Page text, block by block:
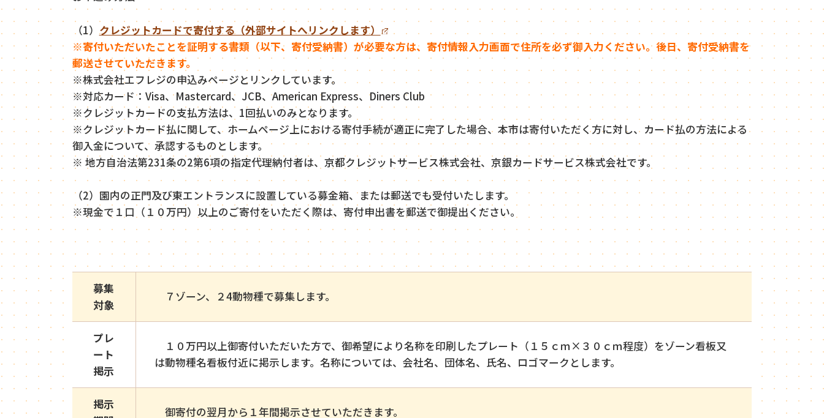
（1） クレジットカードで寄付する（外部サイトへリンクします）
※寄付いただいたことを証明する書類（以下、寄付受納書）が必要な方は、寄付情報入力画面で住所を必ず御入力ください。後日、寄付受納書を
郵送させていただきます。
※株式会社エフレジの申込みページとリンクしています。
※対応カード：Visa、Mastercard、JCB、American Express、Diners Club
※クレジットカードの支払方法は、1回払いのみとなります。
※クレジットカード払に関して、ホームページ上における寄付手続が適正に完了した場合、本市は寄付いただく方に対し、カード払の方法による
御入金について、承認するものとします。
※ 地方自治法第231条の2第6項の指定代理納付者は、京都クレジットサービス株式会社、京銀カードサービス株式会社です。
（2）園内の正門及び東エントランスに設置している募金箱、または郵送でも受付いたします。
※現金で１口（１０万円）以上のご寄付をいただく際は、寄付申出書を郵送で御提出ください。
募集
対象
７ゾーン、２4動物種で募集します。
プレ
ート
掲示
１０万円以上御寄付いただいた方で、御希望により名称を印刷したプレート（１５ｃｍ×３０ｃｍ程度）をゾーン看板又
は動物種名看板付近に掲示します。名称については、会社名、団体名、氏名、ロゴマークとします。
掲示
御寄付の翌月から１年間掲示させていただきます。